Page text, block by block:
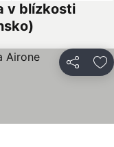
v blízkosti
Zdieľať